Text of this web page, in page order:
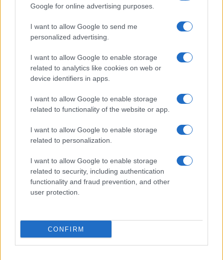
Google for online advertising purposes.
I want to allow Google to send me
personalized advertising.
I want to allow Google to enable storage
related to analytics like cookies on web or
device identifiers in apps.
I want to allow Google to enable storage
related to functionality of the website or app.
I want to allow Google to enable storage
related to personalization.
I want to allow Google to enable storage
related to security, including authentication
functionality and fraud prevention, and other
user protection.
CONFIRM
A teljes cikk
olvasható.
Megházasodott Köves Slomó rabbi
elsőszülött fia